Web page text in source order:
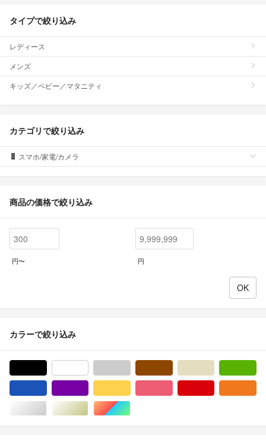
タイプで絞り込み
レディース
メンズ
キッズ／ベビー／マタニティ
カテゴリで絞り込み
スマホ/家電/カメラ
商品の価格で絞り込み
円〜 円
カラーで絞り込み
シルバー/銀色系ゴールド/金色系マルチカラー